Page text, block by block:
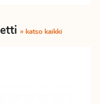
» katso kaikki